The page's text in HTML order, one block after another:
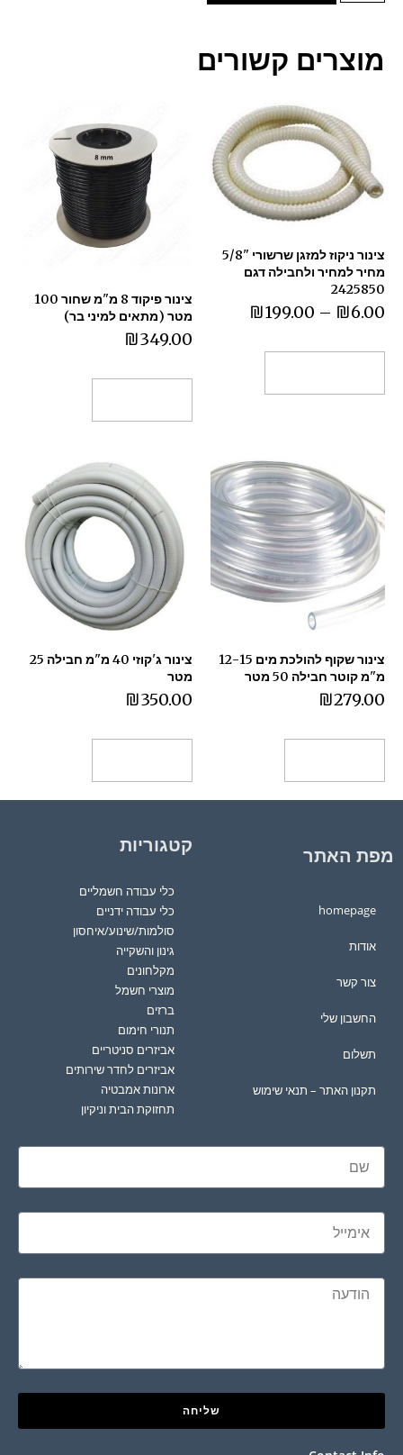
מוצרים קשורים
צינור ניקוז למזגן שרשורי "5/8
מחיר למחיר ולחבילה דגם
2425850
₪6.00
–
₪199.00
צינור פיקוד 8 מ"מ שחור 100
מטר (מתאים למיני בר)
₪349.00
צינור שקוף להולכת מים 12-15
מ"מ קוטר חבילה 50 מטר
₪279.00
צינור ג'קוזי 40 מ"מ חבילה 25
מטר
₪350.00
מפת האתר
homepage
אודות
צור קשר
החשבון שלי
תשלום
תקנון האתר – תנאי שימוש
קטגוריות
כלי עבודה חשמליים
כלי עבודה ידניים
סולמות/שינוע/איחסון
גינון והשקייה
מקלחונים
מוצרי חשמל
ברזים
תנורי חימום
אביזרים סניטריים
אביזרים לחדר שירותים
ארונות אמבטיה
תחזוקת הבית וניקיון
שליחה